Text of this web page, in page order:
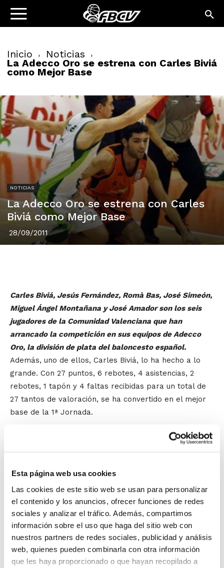
Esta página web usa cookies
Las cookies de este sitio web se usan para personalizar
el contenido y los anuncios, ofrecer funciones de redes
sociales y analizar el tráfico. Además, compartimos
información sobre el uso que haga del sitio web con
nuestros partners de redes sociales, publicidad y análisis
web, quienes pueden combinarla con otra información
que les haya proporcionado o que hayan recopilado a
Inicio Noticias
La Adecco Oro se estrena con Carles Biviá
como Mejor Base
NOTICIAS
La Adecco Oro se estrena con Carles
Biviá como Mejor Base
28/09/2011
Carles Biviá, Jesús Fernández, Romà Bas, José Simeón,
Miguel Ángel Montañana y José Amador son los seis
jugadores de la Comunidad Valenciana que han
arrancado la competición en sus equipos de Adecco
Oro, la división de plata del baloncesto español.
Además, uno de ellos, Carles Biviá, lo ha hecho a lo
grande. Con 27 puntos, 6 rebotes, 4 asistencias, 2
rebotes, 1 tapón y 4 faltas recibidas para un total de
27 tantos de valoración, se ha convertido en el mejor
base de la 1ª Jornada.
Compañero de Carles Biviá en las filas del Logitravel
en el que ya estuvo hace dos temporadas.
Además de estos dos jugadores, es un clásico en el
baloncesto español Jesús Fernández, que seguirá
poniendo las cosas muy difíciles a los pívots rivales
desde las filas del C.B. Granada, el club de su vida y al
que le ha dado grandes actuaciones en Liga ACB.